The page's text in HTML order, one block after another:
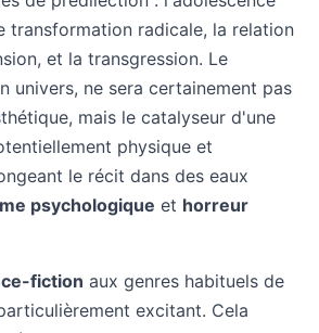
transformation radicale, la relation
et la transgression. Le
univers, ne sera certainement pas
mais le catalyseur d'une
physique et
le récit dans des eaux
psychologique et horreur
fiction aux genres habituels de
excitant. Cela